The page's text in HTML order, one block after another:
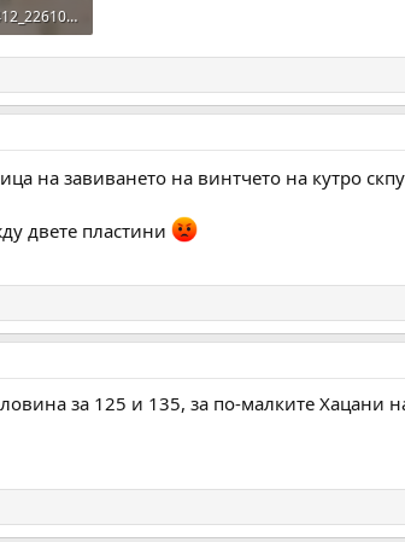
1257763903_nian7412_22610431024x768.jpg
379
на завиването на винтчето на кутро
двете пластини
за 125 и 135, за по-малките Хацани